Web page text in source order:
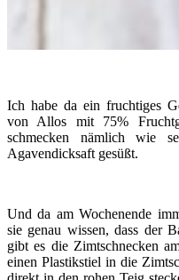
Ich habe da ein fruchtiges
von Allos mit 75%
schmecken nämlich wie
Agavendicksaft gesüßt.
Und da am Wochenende
sie genau wissen, dass der
gibt es die Zimtschnecken
einen Plastikstiel in die